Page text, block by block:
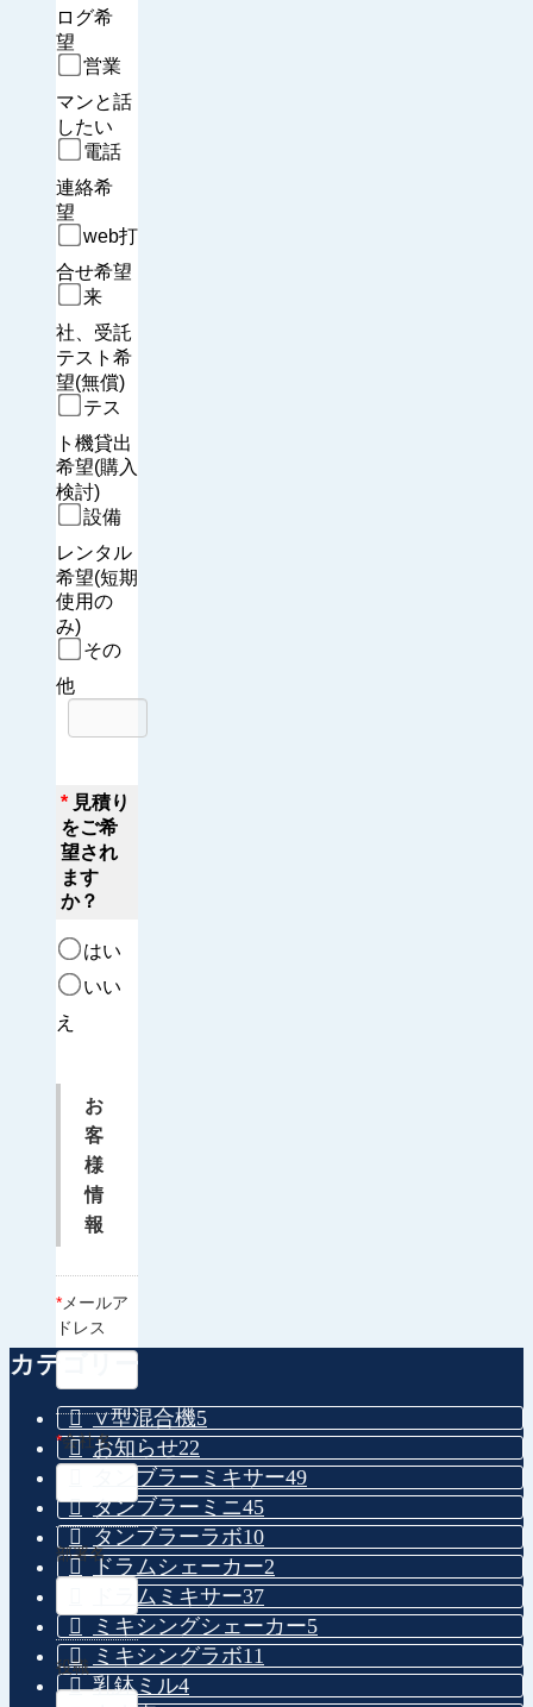
ログ希
望
営業
マンと話
したい
電話
連絡希
望
web打
合せ希望
来
社、受託
テスト希
望(無償)
テス
ト機貸出
希望(購入
検討)
設備
レンタル
希望(短期
使用の
み)
その
他
* 見積り
をご希
望され
ます
か？
はい
いい
え
お
客
様
情
報
*メールア
ドレス
*会社名
部署名
役職
カテゴリー
∨型混合機5
お知らせ22
タンブラーミキサー49
タンブラーミニ45
タンブラーラボ10
ドラムシェーカー2
ドラムミキサー37
ミキシングシェーカー5
ミキシングラボ11
乳鉢ミル4